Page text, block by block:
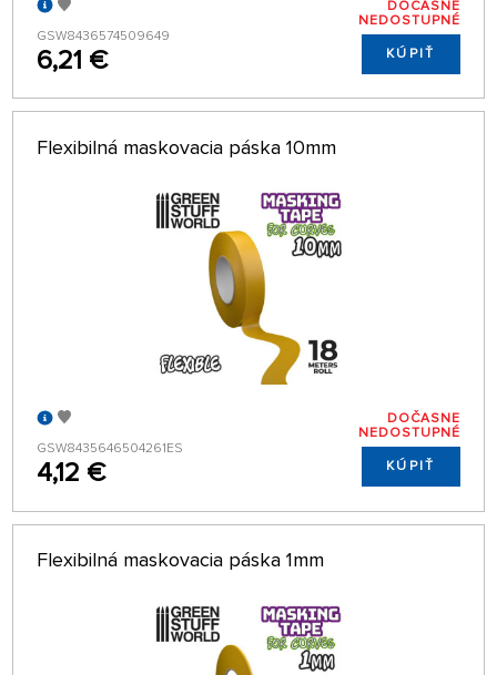
GSW8436574509649
6,21 €
DOČASNE
NEDOSTUPNÉ
KÚPIŤ
Flexibilná maskovacia páska 10mm
GSW8435646504261ES
4,12 €
DOČASNE
NEDOSTUPNÉ
KÚPIŤ
Flexibilná maskovacia páska 1mm